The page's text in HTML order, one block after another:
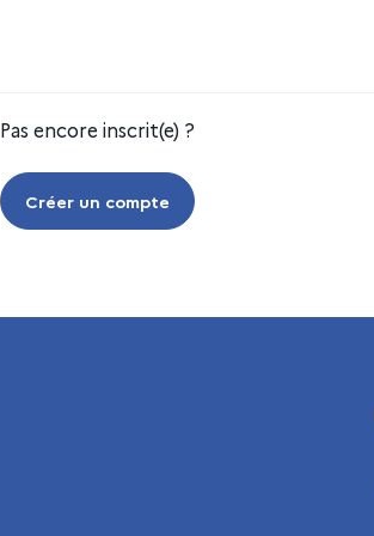
Pas encore inscrit(e) ?
Créer un compte